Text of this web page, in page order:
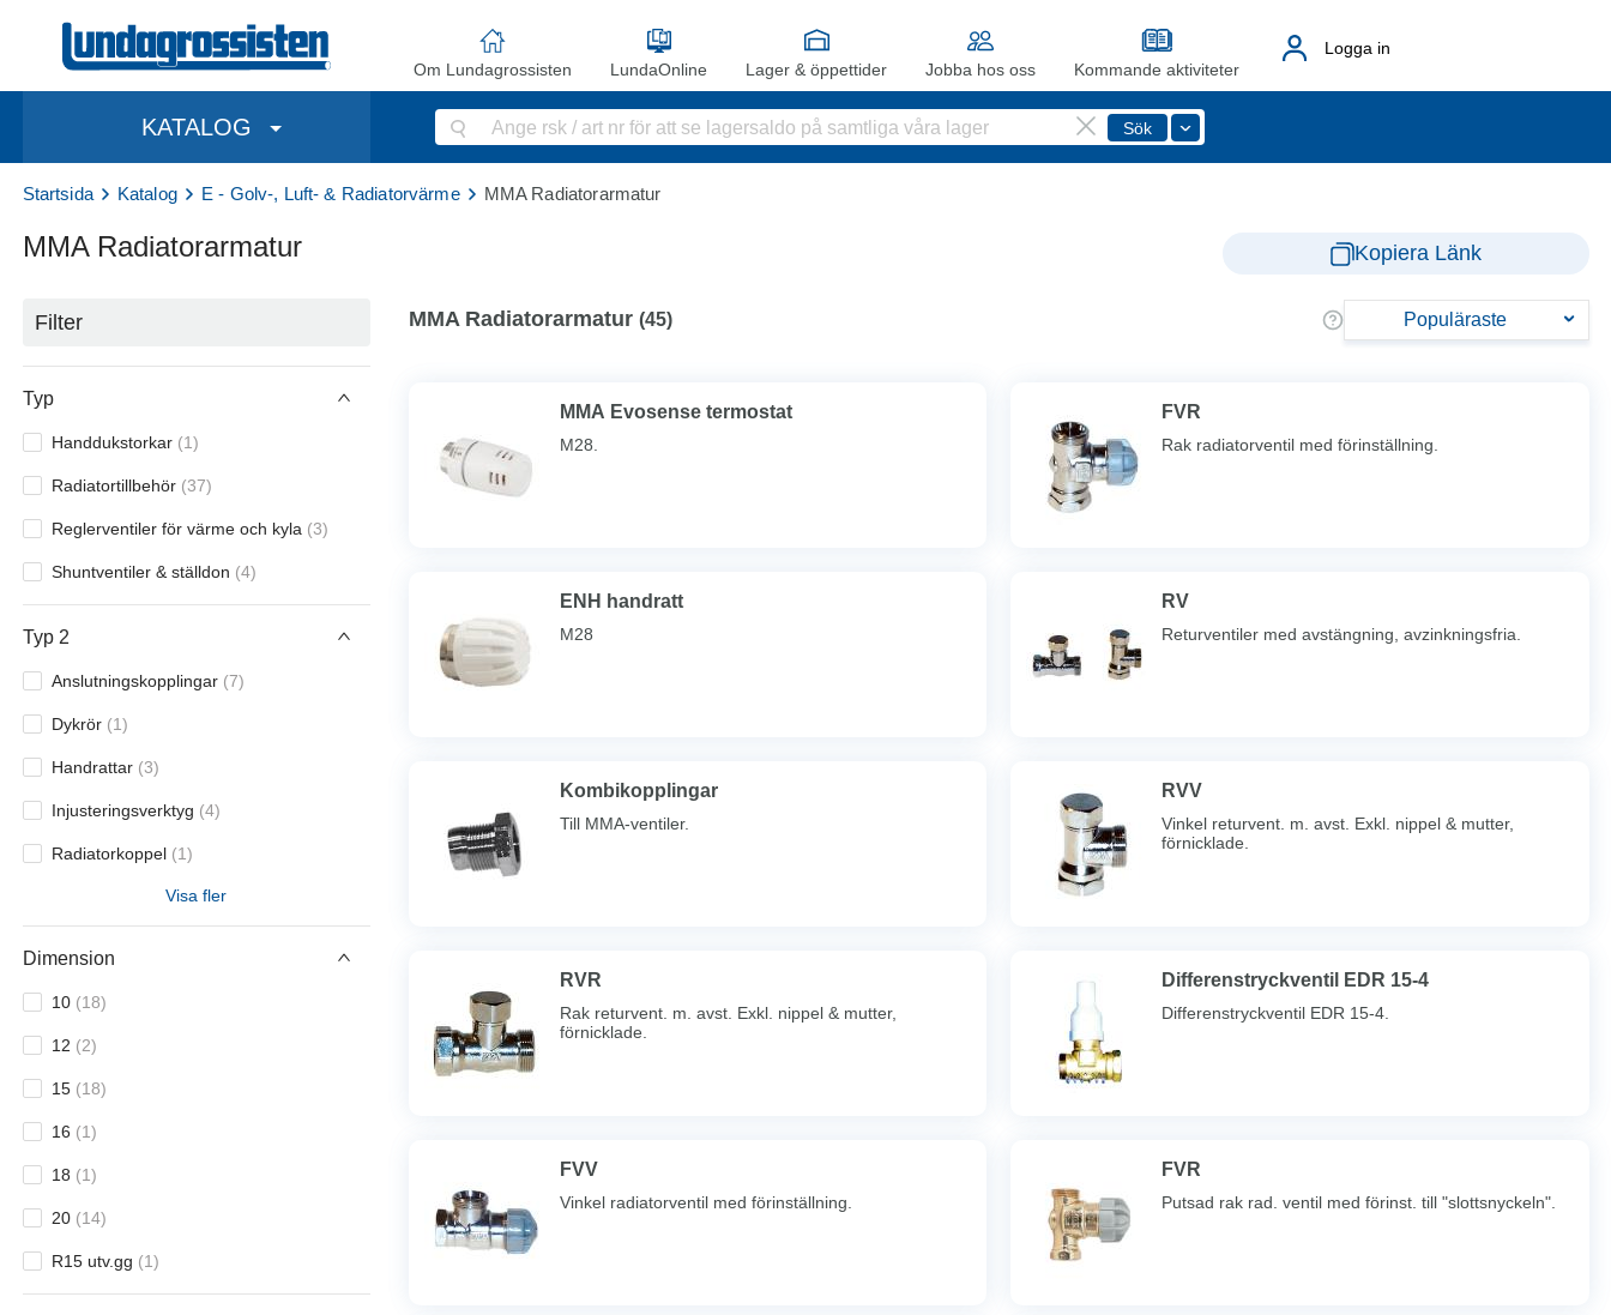
Om Lundagrossisten LundaOnline Lager & öppettider Jobba hos oss Kommande aktiviteter
Logga in
KATALOG
Startsida Katalog E - Golv-, Luft- & Radiatorvärme MMA Radiatorarmatur
MMA Radiatorarmatur Kopiera Länk
Filter
Typ
Handdukstorkar (1)
Radiatortillbehör (37)
Reglerventiler för värme och kyla (3)
Shuntventiler & ställdon (4)
Typ 2
Anslutningskopplingar (7)
Dykrör (1)
Handrattar (3)
Injusteringsverktyg (4)
Radiatorkoppel (1)
5)
Visa fler
Dimension
10 (18)
12 (2)
15 (18)
16 (1)
18 (1)
20 (14)
R15 utv.gg (1)
MMA Radiatorarmatur (45) Populäraste
MMA Evosense termostat
M28.
FVR
Rak radiatorventil med förinställning.
ENH handratt
M28
RV
Returventiler med avstängning, avzinkningsfria.
Kombikopplingar
Till MMA-ventiler.
RVV
Vinkel returvent. m. avst. Exkl. nippel & mutter,
förnicklade.
RVR
Rak returvent. m. avst. Exkl. nippel & mutter,
förnicklade.
Differenstryckventil EDR 15-4
Differenstryckventil EDR 15-4.
FVV
Vinkel radiatorventil med förinställning.
FVR
Putsad rak rad. ventil med förinst. till "slottsnyckeln".